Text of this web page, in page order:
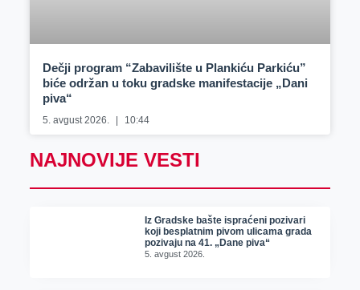
Dečji program “Zabavilište u Plankiću Parkiću”
biće održan u toku gradske manifestacije „Dani
piva“
5. avgust 2026. 10:44
NAJNOVIJE VESTI
Iz Gradske bašte ispraćeni pozivari
koji besplatnim pivom ulicama grada
pozivaju na 41. „Dane piva“
5. avgust 2026.